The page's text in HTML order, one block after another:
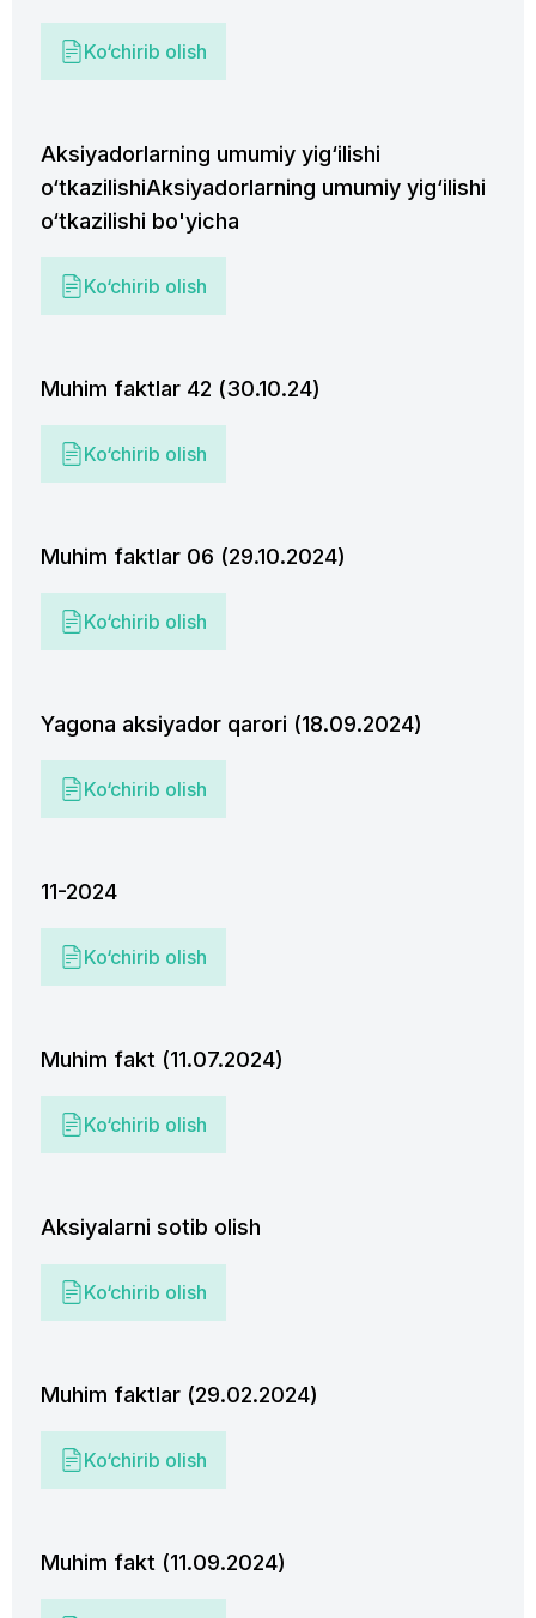
Ko‘chirib olish
Aksiyadorlarning umumiy yig‘ilishi
o‘tkazilishiAksiyadorlarning umumiy yig‘ilishi
o‘tkazilishi bo'yicha
Ko‘chirib olish
Muhim faktlar 42 (30.10.24)
Ko‘chirib olish
Muhim faktlar 06 (29.10.2024)
Ko‘chirib olish
Yagona aksiyador qarori (18.09.2024)
Ko‘chirib olish
11-2024
Ko‘chirib olish
Muhim fakt (11.07.2024)
Ko‘chirib olish
Aksiyalarni sotib olish
Ko‘chirib olish
Muhim faktlar (29.02.2024)
Ko‘chirib olish
Muhim fakt (11.09.2024)